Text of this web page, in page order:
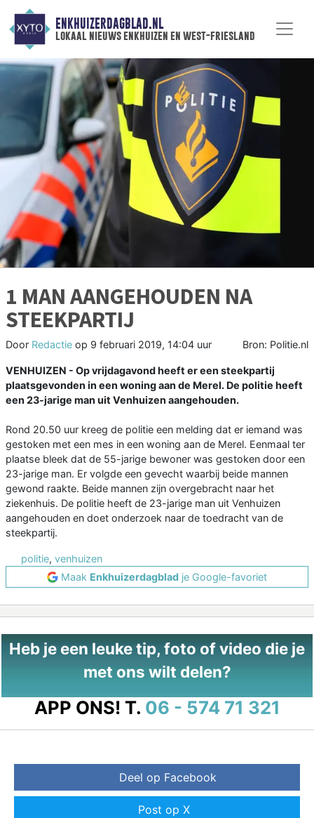
ENKHUIZERDAGBLAD.NL
lokaal nieuws enkhuizen en west-friesland
1 MAN AANGEHOUDEN NA
STEEKPARTIJ
Door Redactie op 9 februari 2019, 14:04 uur Bron: Politie.nl
VENHUIZEN - Op vrijdagavond heeft er een steekpartij
plaatsgevonden in een woning aan de Merel. De politie heeft
een 23-jarige man uit Venhuizen aangehouden.
Rond 20.50 uur kreeg de politie een melding dat er iemand was
gestoken met een mes in een woning aan de Merel. Eenmaal ter
plaatse bleek dat de 55-jarige bewoner was gestoken door een
23-jarige man. Er volgde een gevecht waarbij beide mannen
gewond raakte. Beide mannen zijn overgebracht naar het
ziekenhuis. De politie heeft de 23-jarige man uit Venhuizen
aangehouden en doet onderzoek naar de toedracht van de
steekpartij.
politie, venhuizen
Maak Enkhuizerdagblad je Google-favoriet
Heb je een leuke tip, foto of video die je
met ons wilt delen?
APP ONS! T. 06 - 574 71 321
Deel op Facebook
Post op X